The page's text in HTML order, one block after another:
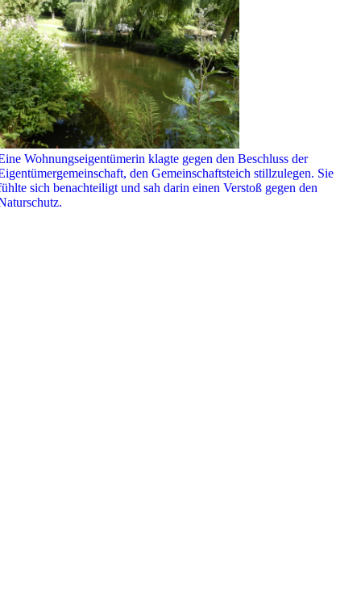
Wohnungseigentümerin klagte gegen den Beschluss der
den Gemeinschaftsteich stillzulegen. Sie
sich benachteiligt und sah darin einen Verstoß gegen den